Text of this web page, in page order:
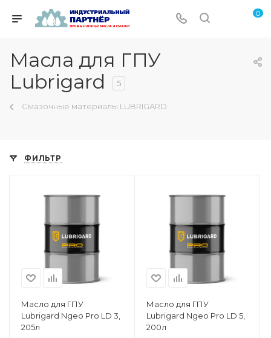
0
Масла для ГПУ
Lubrigard
5
Смазочные материалы LUBRIGARD
ФИЛЬТР
Масло для ГПУ
Lubrigard Ngeo Pro LD 3,
205л
Масло для ГПУ
Lubrigard Ngeo Pro LD 5,
200л